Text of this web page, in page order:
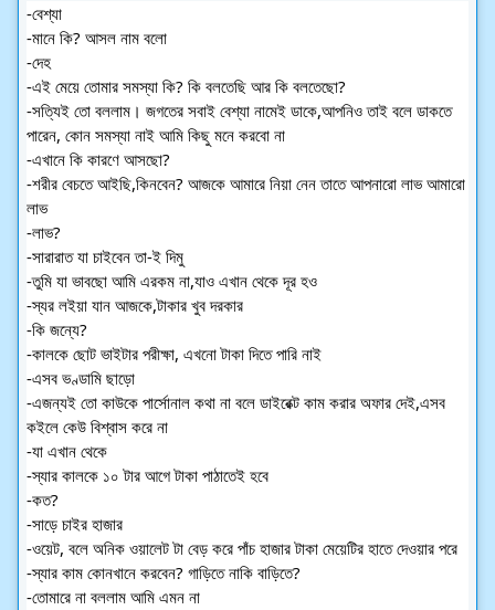
-বেশ্যা
-মানে কি? আসল নাম বলো
-দেহ
-এই মেয়ে তোমার সমস্যা কি? কি বলতেছি আর কি বলতেছো?
-সত্যিই তো বললাম। জগতের সবাই বেশ্যা নামেই ডাকে,আপনিও তাই বলে ডাকতে
পারেন, কোন সমস্যা নাই আমি কিছু মনে করবো না
-এখানে কি কারণে আসছো?
-শরীর বেচতে আইছি,কিনবেন? আজকে আমারে নিয়া নেন তাতে আপনারো লাভ আমারো
লাভ
-লাভ?
-সারারাত যা চাইবেন তা-ই দিমু
-তুমি যা ভাবছো আমি এরকম না,যাও এখান থেকে দূর হও
-স্যর লইয়া যান আজকে,টাকার খুব দরকার
-কি জন্যে?
-কালকে ছোট ভাইটার পরীক্ষা, এখনো টাকা দিতে পারি নাই
-এসব ভণ্ডামি ছাড়ো
-এজন্যই তো কাউকে পার্সোনাল কথা না বলে ডাইরেক্ট কাম করার অফার দেই,এসব
কইলে কেউ বিশ্বাস করে না
-যা এখান থেকে
-স্যার কালকে ১০ টার আগে টাকা পাঠাতেই হবে
-কত?
-সাড়ে চাইর হাজার
-ওয়েট, বলে অনিক ওয়ালেট টা বেড় করে পাঁচ হাজার টাকা মেয়েটির হাতে দেওয়ার পরে
-স্যার কাম কোনখানে করবেন? গাড়িতে নাকি বাড়িতে?
-তোমারে না বললাম আমি এমন না